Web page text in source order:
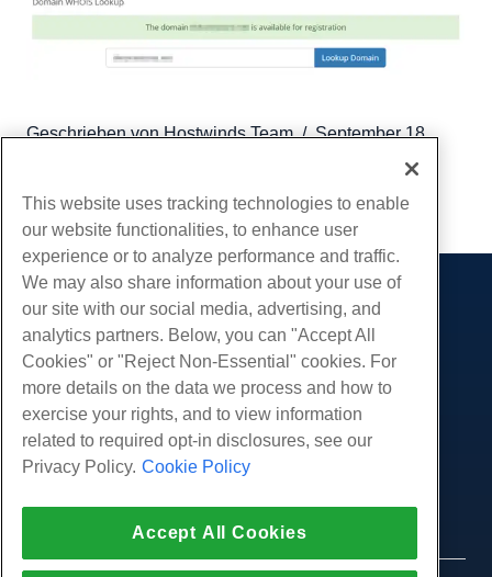
Geschrieben von Hostwinds Team/September 18,
Kopieren URL
Produkte
Web-Hosting
Business Hosting
Reseller Hosting
White Label Reseller
Verwaltete Linux. VPS
Verwaltete Fenster. VPS
Nicht verwaltetes Windows VPS
Cloud-Server
Dienstleistungen
Website-Migrationen
Gemeinschaft
Produktdokumentation
Tutorials
Unternehmen
Über uns
Drücken Sie
Datenschutz-Bestimmungen
Strafverfolgung
Unterstützung
Live-Chat mit uns
This website uses tracking technologies to enable
our website functionalities, to enhance user
experience or to analyze performance and traffic.
We may also share information about your use of
our site with our social media, advertising, and
analytics partners. Below, you can "Accept All
Cookies" or "Reject Non-Essential" cookies. For
more details on the data we process and how to
exercise your rights, and to view information
related to required opt-in disclosures, see our
Privacy Policy. Cookie Policy
Accept All Cookies